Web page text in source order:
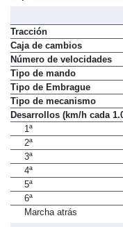
Tracción
Caja de cambios
Número de velocidades
Tipo de mando
Tipo de Embrague
Tipo de mecanismo
Desarrollos (km/h cada
1ª
2ª
3ª
4ª
5ª
6ª
Marcha atrás